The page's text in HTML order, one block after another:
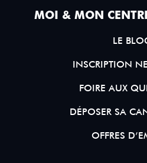
MOI & MON
LE
INSCRIPTION
FOIRE AUX
DÉPOSER SA
OFFRES